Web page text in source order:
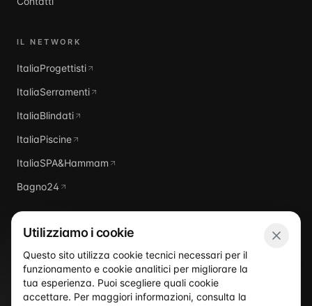
IL NETWORK
ItaliaProgettisti
ItaliaSerramenti
ItaliaBlindati
ItaliaPiscine
ItaliaSPA&Hammam
Bagno24
ItaliaDomus
Utilizziamo i cookie
Questo sito utilizza cookie tecnici necessari per il
funzionamento e cookie analitici per migliorare la
tua esperienza. Puoi scegliere quali cookie
accettare. Per maggiori informazioni, consulta la